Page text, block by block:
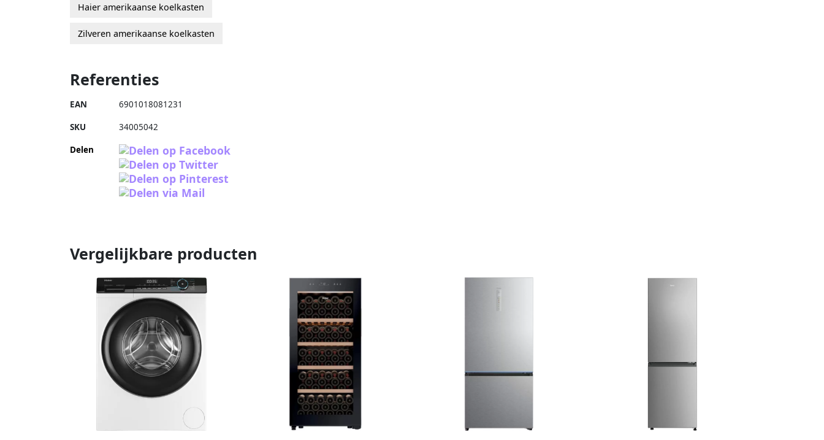
Haier amerikaanse koelkasten
Zilveren amerikaanse koelkasten
Referenties
EAN 6901018081231
SKU 34005042
Delen
Vergelijkbare producten